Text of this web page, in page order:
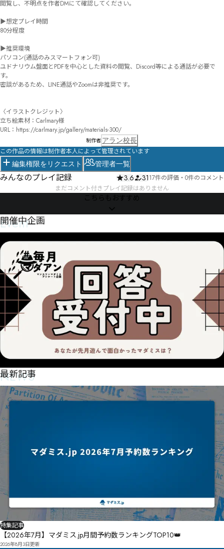
閲覧し、不明点を作者DMにて確認してください。
▶想定プレイ時間
80分程度
▶推奨環境
パソコン(通話のみスマートフォン可)
ユドナリウム盤面とPDFを中心とした資料の閲覧、Discord等による通話が必要で
す。
密談があるため、LINE通話やZoomは非推奨です。
〈イラストクレジット〉
立ち絵素材：Carlmary様
URL：https://carlmary.jp/gallery/materials-300/
制作者 アラン校長
この作品の情報は制作者本人によって管理されています
編集権限をリクエスト 管理者一覧
みんなのプレイ記録 3.6 3117件の評価 ・ 0件のコメント
まだコメント付きプレイ記録はありません
こちらもおすすめ
Event
開催中企画
NEWS
最新記事
特集記事
【2026年7月】マダミス.jp月間予約数ランキングTOP10👑
2026年8月3日更新